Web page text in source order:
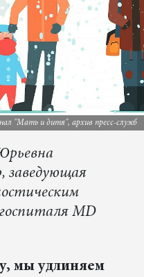
"Мать и дитя", архив пресс-служб
заведующая
MD
мы удлиняем